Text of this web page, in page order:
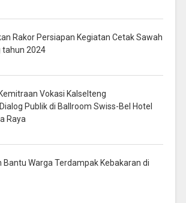
Rakor Persiapan Kegiatan Cetak Sawah
tahun 2024
Vokasi Kalselteng
Publik di Ballroom Swiss-Bel Hotel
Raya
Warga Terdampak Kebakaran di